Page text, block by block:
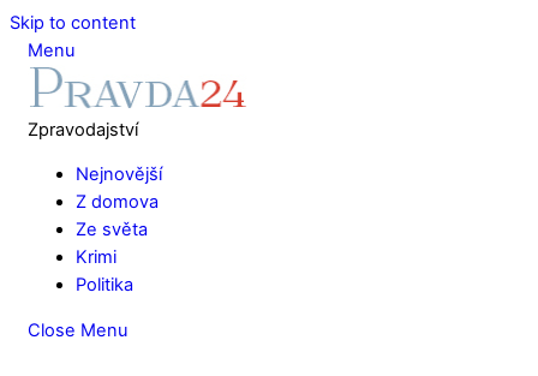
Skip to content
Menu
Zpravodajství
Nejnovější
Z domova
Ze světa
Krimi
Politika
Close Menu